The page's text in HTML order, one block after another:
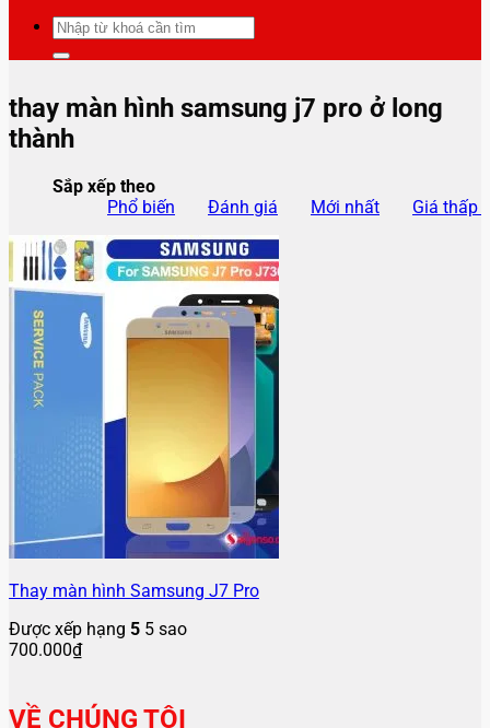
Tìm
kiếm:
thay màn hình samsung j7 pro ở long
thành
Sắp xếp theo
Phổ biến
Đánh giá Mới nhất Giá thấp
Thay màn hình Samsung J7 Pro
Được xếp hạng 5 5 sao
700.000₫
VỀ CHÚNG TÔI